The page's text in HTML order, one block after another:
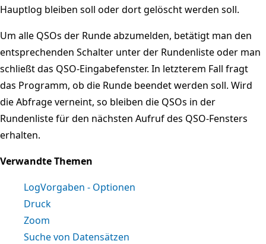
Hauptlog bleiben soll oder dort gelöscht werden soll.
Um alle QSOs der Runde abzumelden, betätigt man den
entsprechenden Schalter unter der Rundenliste oder man
schließt das QSO-Eingabefenster. In letzterem Fall fragt
das Programm, ob die Runde beendet werden soll. Wird
die Abfrage verneint, so bleiben die QSOs in der
Rundenliste für den nächsten Aufruf des QSO-Fensters
erhalten.
Verwandte Themen
LogVorgaben - Optionen
Druck
Zoom
Suche von Datensätzen